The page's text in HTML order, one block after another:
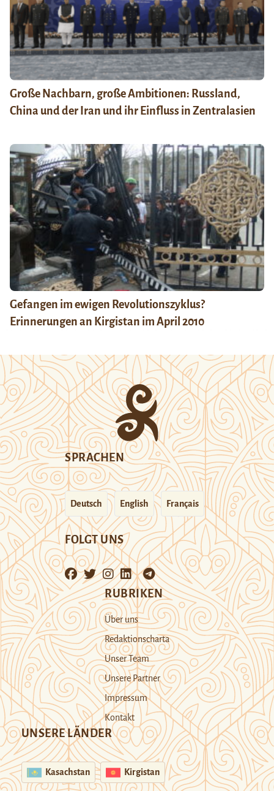
Große Nachbarn, große Ambitionen: Russland,
China und der Iran und ihr Einfluss in Zentralasien
Gefangen im ewigen Revolutionszyklus?
Erinnerungen an Kirgistan im April 2010
SPRACHEN
Deutsch English Français
FOLGT UNS
RUBRIKEN
Über uns
Redaktionscharta
Unser Team
Unsere Partner
Impressum
Kontakt
UNSERE LÄNDER
Kasachstan Kirgistan